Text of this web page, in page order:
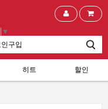
▼
히트 할인